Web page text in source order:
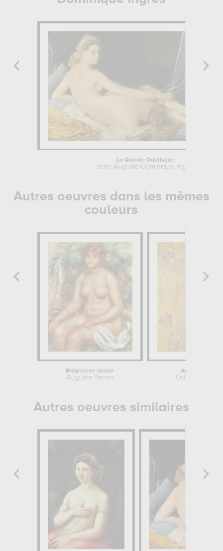
La Grande Odalisque
Jean-Auguste-Dominique Ingres
Autres oeuvres dans les mêmes
couleurs
Baigneuse assise
Auguste Renoir
Arbre Jaune
Odilon Redon
Autres oeuvres similaires